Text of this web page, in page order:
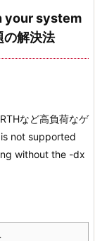
your system
の解決法
など高負荷なゲ
not supported
without the -dx